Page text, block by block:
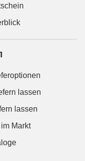
lassen
lassen
Markt